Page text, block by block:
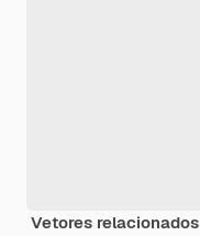
Vetores relacionados